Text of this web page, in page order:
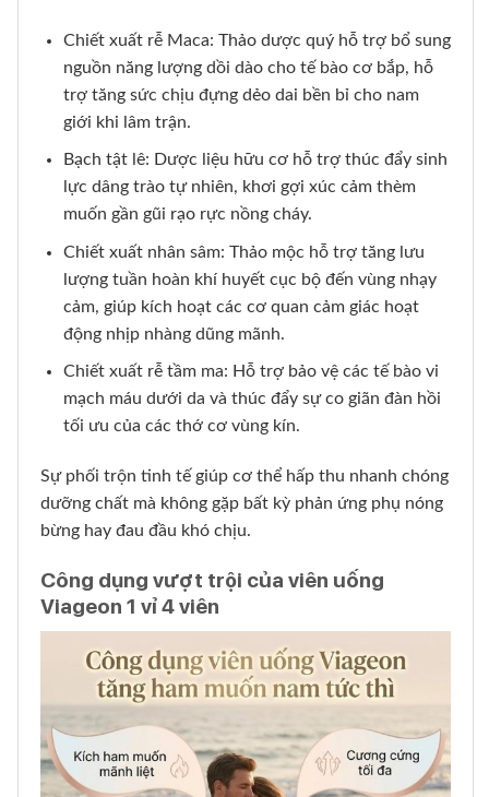
Chiết xuất rễ Maca: Thảo dược quý hỗ trợ bổ sung
nguồn năng lượng dồi dào cho tế bào cơ bắp, hỗ
trợ tăng sức chịu đựng dẻo dai bền bỉ cho nam
giới khi lâm trận.
Bạch tật lê: Dược liệu hữu cơ hỗ trợ thúc đẩy sinh
lực dâng trào tự nhiên, khơi gợi xúc cảm thèm
muốn gần gũi rạo rực nồng cháy.
Chiết xuất nhân sâm: Thảo mộc hỗ trợ tăng lưu
lượng tuần hoàn khí huyết cục bộ đến vùng nhạy
cảm, giúp kích hoạt các cơ quan cảm giác hoạt
động nhịp nhàng dũng mãnh.
Chiết xuất rễ tầm ma: Hỗ trợ bảo vệ các tế bào vi
mạch máu dưới da và thúc đẩy sự co giãn đàn hồi
tối ưu của các thớ cơ vùng kín.
Sự phối trộn tinh tế giúp cơ thể hấp thu nhanh chóng
dưỡng chất mà không gặp bất kỳ phản ứng phụ nóng
bừng hay đau đầu khó chịu.
Công dụng vượt trội của viên uống
Viageon 1 vỉ 4 viên